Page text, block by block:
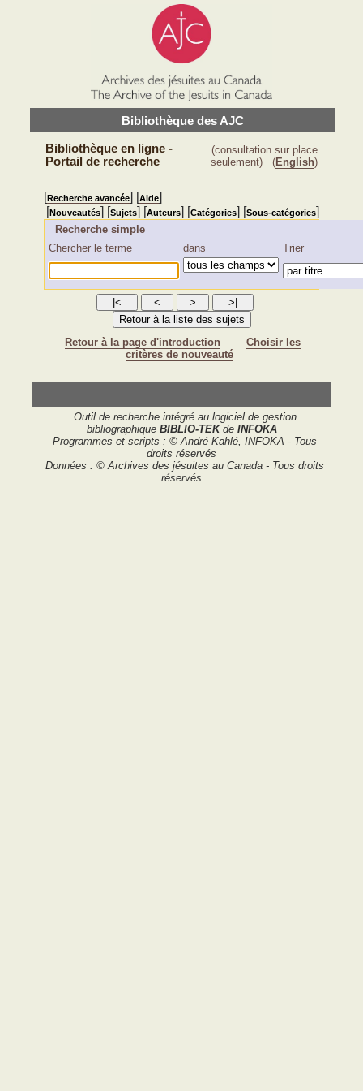
Bibliothèque des AJC
Bibliothèque en ligne -
Portail de recherche
(consultation sur place
seulement) (English)
[Recherche avancée] [Aide]
[Nouveautés] [Sujets] [Auteurs] [Catégories] [Sous-catégories]
Recherche simple
Chercher le terme
dans Trier
Retour à la page d'introduction
Choisir les
critères de nouveauté
Outil de recherche intégré au logiciel de gestion
bibliographique BIBLIO-TEKde INFOKA
Programmes et scripts : © André Kahlé, INFOKA - Tous
droits réservés
Données : © Archives des jésuites au Canada - Tous droits
réservés